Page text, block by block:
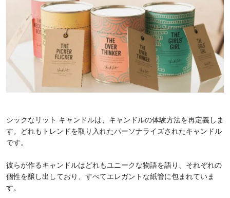
シックなリット キャンドルは、キャンドルの体験方法を再定義しま
す。どれもトレンドを取り入れたパーソナライズされたキャンドル
です。
彼らが作るキャンドルはどれもユニークな物語を語り、それぞれの
個性を醸し出しており、すべてエレガントな紙管に包まれていま
す。